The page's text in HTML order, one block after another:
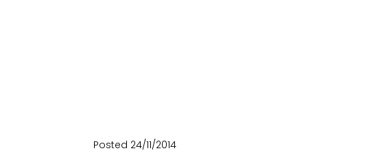
Posted 24/11/2014